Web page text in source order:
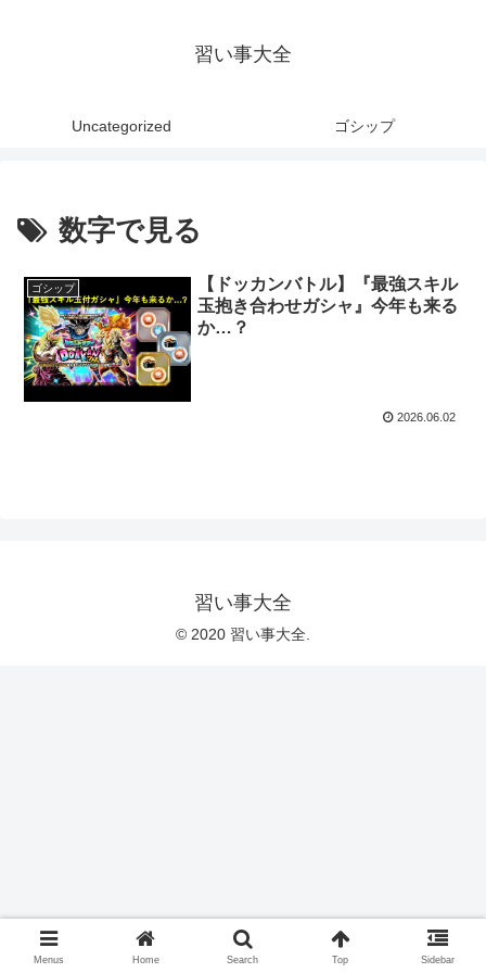
習い事大全
Uncategorized ゴシップ
数字で見る
ゴシップ
【ドッカンバトル】『最強スキル
玉抱き合わせガシャ』今年も来る
か…？
2026.06.02
習い事大全
© 2020 習い事大全.
Menus Home Search Top Sidebar